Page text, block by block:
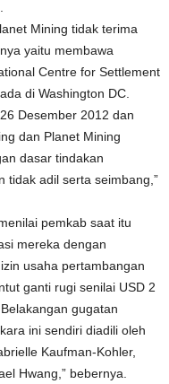
Mining tidak terima
yaitu membawa
Centre for Settlement
di Washington DC.
Desember 2012 dan
dan Planet Mining
dasar tindakan
tidak adil serta seimbang,”
pemkab saat itu
mereka dengan
usaha pertambangan
ganti rugi senilai USD 2
gugatan
ini sendiri diadili oleh
Kaufman-Kohler,
Hwang,” bebernya.